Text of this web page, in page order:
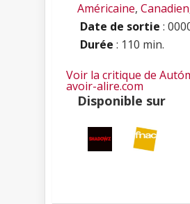
Américaine, Canadien
Date de sortie :
Durée : 110 min.
Voir la critique de
avoir-alire.com
Disponible sur